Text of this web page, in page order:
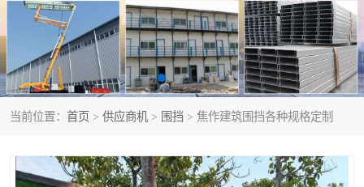
当前位置： 首页 > 供应商机 > 围挡 > 焦作建筑围挡各种规格定制
CZ型钢 FRP采光板
PC多层板 PC耐力板
建筑围挡 楼层板
新型活动房 压型彩钢板